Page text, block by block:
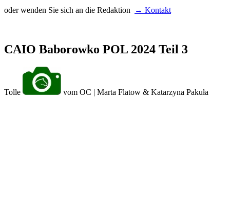
oder wenden Sie sich an die Redaktion → Kontakt
CAIO Baborowko POL 2024 Teil 3
Tolle vom OC | Marta Flatow & Katarzyna Pakuła